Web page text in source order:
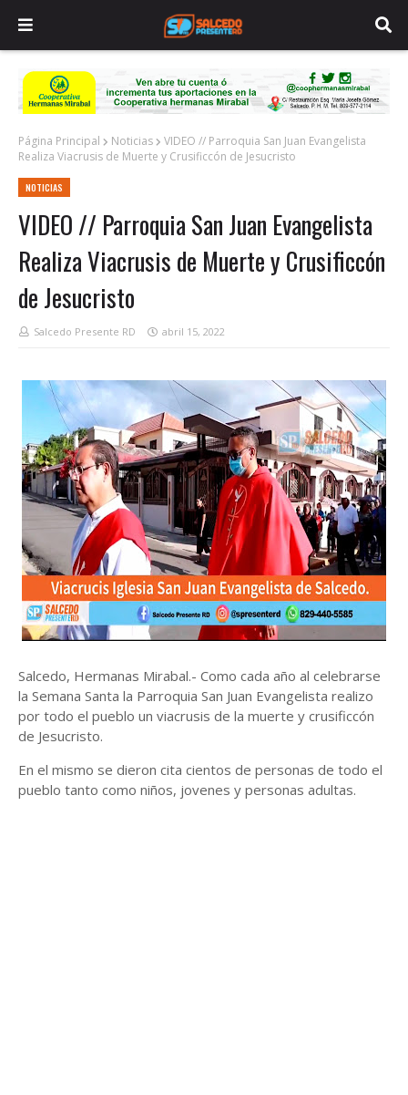
Página Principal Noticias
VIDEO // Parroquia San Juan Evangelista
Realiza Viacrusis de Muerte y Crusificcón de Jesucristo
NOTICIAS
VIDEO // Parroquia San Juan Evangelista
Realiza Viacrusis de Muerte y Crusificcón
de Jesucristo
Salcedo Presente RD abril 15, 2022
Salcedo, Hermanas Mirabal.- Como cada año al celebrarse
la Semana Santa la Parroquia San Juan Evangelista realizo
por todo el pueblo un viacrusis de la muerte y crusificcón
de Jesucristo.
En el mismo se dieron cita cientos de personas de todo el
pueblo tanto como niños, jovenes y personas adultas.